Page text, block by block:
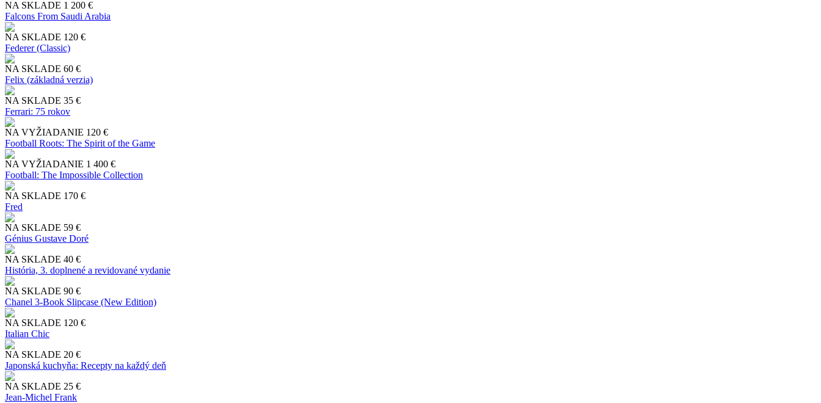
NA SKLADE 1 200 €
Falcons From Saudi Arabia
NA SKLADE 120 €
Federer (Classic)
NA SKLADE 60 €
Felix (základná verzia)
NA SKLADE 35 €
Ferrari: 75 rokov
NA VYŽIADANIE 120 €
Football Roots: The Spirit of the Game
NA VYŽIADANIE 1 400 €
Football: The Impossible Collection
NA SKLADE 170 €
Fred
NA SKLADE 59 €
Génius Gustave Doré
NA SKLADE 40 €
História, 3. doplnené a revidované vydanie
NA SKLADE 90 €
Chanel 3-Book Slipcase (New Edition)
NA SKLADE 120 €
Italian Chic
NA SKLADE 20 €
Japonská kuchyňa: Recepty na každý deň
NA SKLADE 25 €
Jean-Michel Frank